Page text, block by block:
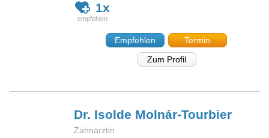
1x
Empfehlen
Termin
Zum Profil
Dr. Isolde Molnár-Tourbier
Zahnärztin